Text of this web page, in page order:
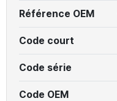
Référence OEM
Code court
Code série
Code OEM